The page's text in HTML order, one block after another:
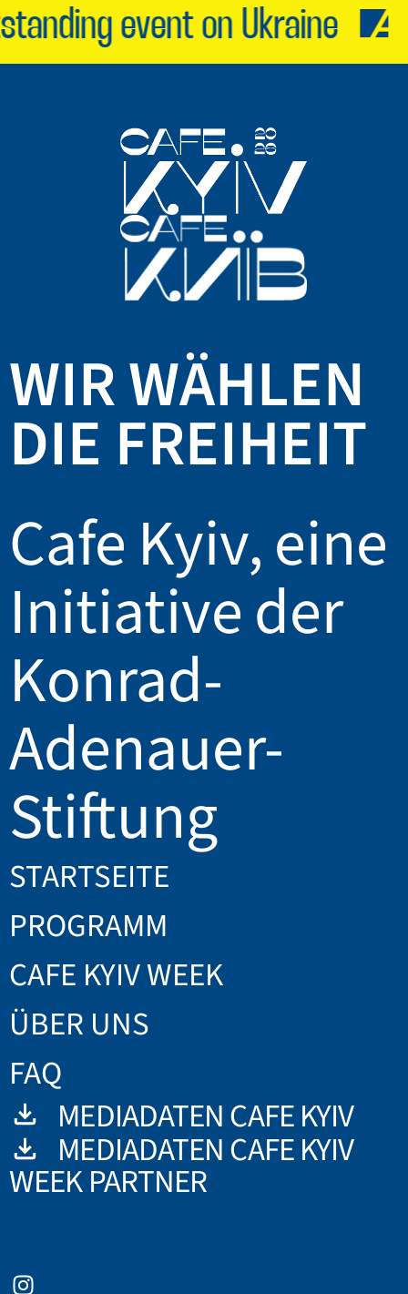
event on Ukraine
WIR WÄHLEN
DIE FREIHEIT
Cafe Kyiv, eine
Initiative der
Konrad-
Adenauer-
Stiftung
STARTSEITE
PROGRAMM
CAFE KYIV WEEK
ÜBER UNS
FAQ
MEDIADATEN CAFE KYIV
MEDIADATEN CAFE KYIV
WEEK PARTNER